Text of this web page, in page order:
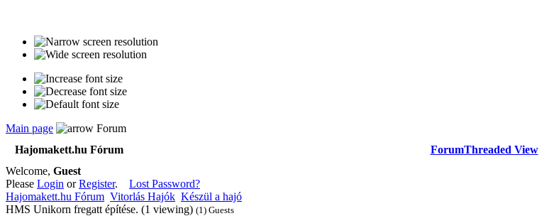
Main page
Forum
Hajomakett.hu Fórum
ForumThreaded View
Welcome, Guest
Please Login orRegister. Lost Password?
Hajomakett.hu Fórum Vitorlás Hajók Készül a hajó
HMS Unikorn fregatt építése. (1 viewing) (1) Guests